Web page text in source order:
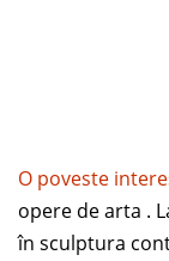
O poveste
opere de arta .
în sculptura